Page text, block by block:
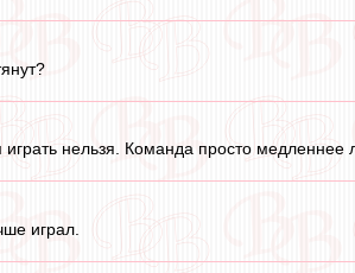
нельзя. Команда просто медленнее
играл.